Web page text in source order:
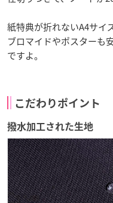
紙特典が折れないA4サイ
ブロマイドやポスターも
ですよ。
こだわりポイント
撥水加工された生地